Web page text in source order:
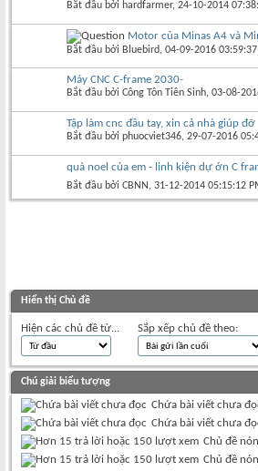
Bắt đầu bởi hardfarmer‎, 24-10-2014
Motor của Minas A4 và
Bắt đầu bởi Bluebird‎, 04-09-2016 03:59:37
Máy CNC C-frame 2030-
Bắt đầu bởi Công Tôn Tiên Sinh‎, 03-08-
Tập làm cnc đầu tay, xin cả nhà giúp đỡ
Bắt đầu bởi phuocviet346‎, 29-07-2016
quà noel của em - linh kiện dự ớn C
Bắt đầu bởi CBNN ‎, 31-12-2014 05:15:12
Hiển thị Chủ đề
Hiện các chủ đề từ... Sắp xếp chủ đề theo:
Chú giải biểu tượng
Chứa bài viết chưa
Chứa bài viết chưa
Chủ đề
Chủ đề